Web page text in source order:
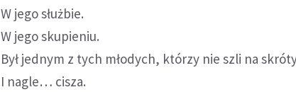
W jego służbie.
W jego skupieniu.
Był jednym z tych młodych, którzy nie szli na
I nagle… cisza.